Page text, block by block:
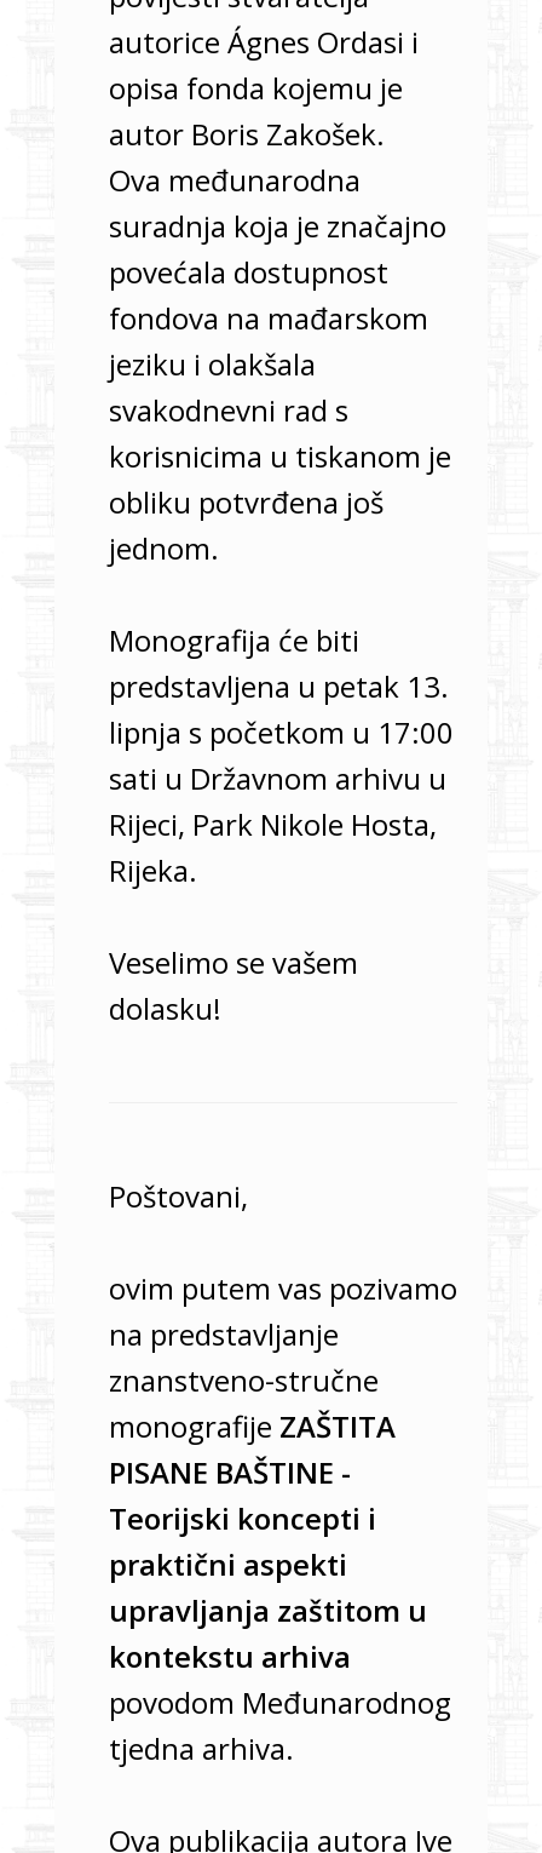
autorice Ágnes Ordasi i
opisa fonda kojemu je
autor Boris Zakošek.
Ova međunarodna
suradnja koja je značajno
povećala dostupnost
fondova na mađarskom
jeziku i olakšala
svakodnevni rad s
korisnicima u tiskanom je
obliku potvrđena još
jednom.
Monografija će biti
predstavljena u petak 13.
lipnja s početkom u 17:00
sati u Državnom arhivu u
Rijeci, Park Nikole Hosta,
Rijeka.
Veselimo se vašem
dolasku!
Poštovani,
ovim putem vas pozivamo
na predstavljanje
znanstveno-stručne
monografije ZAŠTITA
PISANE BAŠTINE -
Teorijski koncepti i
praktični aspekti
upravljanja zaštitom u
kontekstu arhiva
povodom Međunarodnog
tjedna arhiva.
Ova publikacija autora Ive